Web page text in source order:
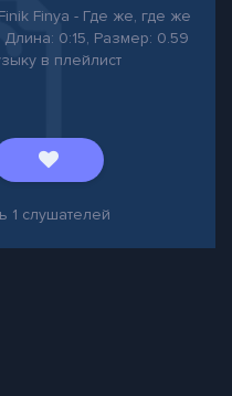
Finya - Где же, где же
Длина: 0:15, Размер: 0.59
в плейлист
1 слушателей